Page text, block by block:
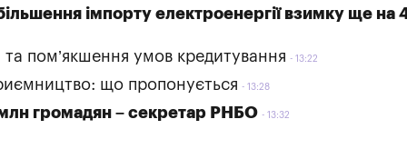
імпорту електроенергії взимку ще
пом’якшення умов кредитування 13:22
що пропонується 13:28
громадян – секретар РНБО 13:32